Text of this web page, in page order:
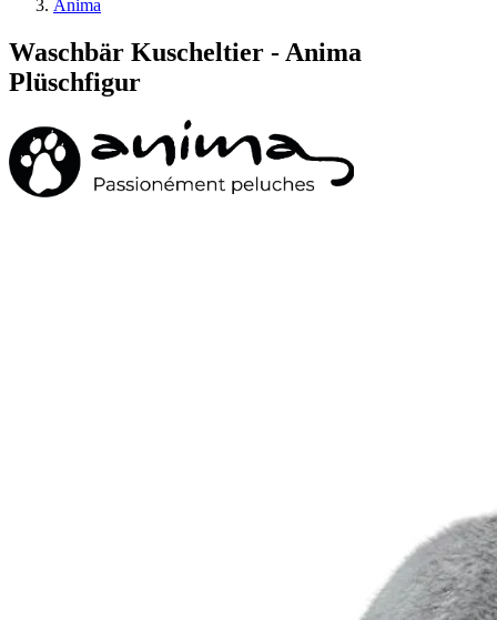
Anima
Waschbär Kuscheltier - Anima
Plüschfigur